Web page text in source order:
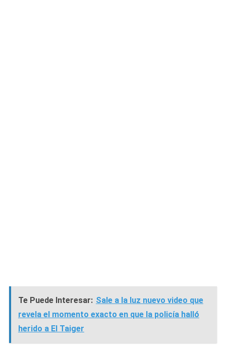
Te Puede Interesar: Sale a la luz nuevo video que
revela el momento exacto en que la policía halló
herido a El Taiger